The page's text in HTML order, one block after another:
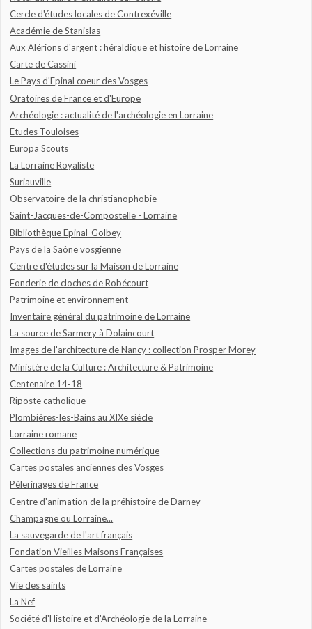
Cercle d'études locales de Contrexéville
Académie de Stanislas
Aux Alérions d'argent : héraldique et histoire de Lorraine
Carte de Cassini
Le Pays d'Epinal coeur des Vosges
Oratoires de France et d'Europe
Archéologie : actualité de l'archéologie en Lorraine
Etudes Touloises
Europa Scouts
La Lorraine Royaliste
Suriauville
Observatoire de la christianophobie
Saint-Jacques-de-Compostelle - Lorraine
Bibliothèque Epinal-Golbey
Pays de la Saône vosgienne
Centre d'études sur la Maison de Lorraine
Fonderie de cloches de Robécourt
Patrimoine et environnement
Inventaire général du patrimoine de Lorraine
La source de Sarmery à Dolaincourt
Images de l'architecture de Nancy : collection Prosper Morey
Ministère de la Culture : Architecture & Patrimoine
Centenaire 14-18
Riposte catholique
Plombières-les-Bains au XIXe siècle
Lorraine romane
Collections du patrimoine numérique
Cartes postales anciennes des Vosges
Pèlerinages de France
Centre d'animation de la préhistoire de Darney
Champagne ou Lorraine...
La sauvegarde de l'art français
Fondation Vieilles Maisons Françaises
Cartes postales de Lorraine
Vie des saints
La Nef
Société d'Histoire et d'Archéologie de la Lorraine